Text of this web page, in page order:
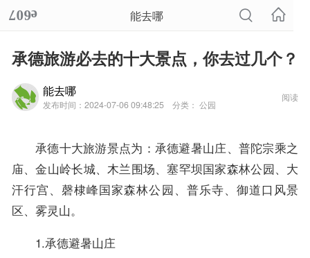
能去哪
承德旅游必去的十大景点，你去过几个？
能去哪
发布时间：2024-07-06 09:48:25 分类： 公园
阅读
承德十大旅游景点为：承德避暑山庄、普陀宗乘之
庙、金山岭长城、木兰围场、塞罕坝国家森林公园、大
汗行宫、磬棣峰国家森林公园、普乐寺、御道口风景
区、雾灵山。
1.承德避暑山庄